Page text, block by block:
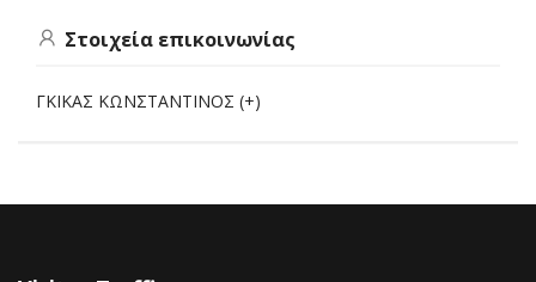
Στοιχεία επικοινωνίας
ΓΚΙΚΑΣ ΚΩΝΣΤΑΝΤΙΝΟΣ (+)